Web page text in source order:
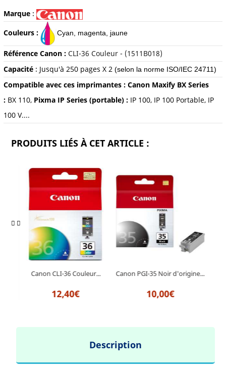
Marque:
Couleurs : Cyan, magenta, jaune
Référence Canon : CLI-36 Couleur - (1511B018)
Capacité: Jusqu'à 250 pages X 2 (selon la norme ISO/IEC 24711)
Compatible avec ces imprimantes : Canon Maxify BX Series
:BX 110, Pixma IP Series (portable) :IP 100, IP 100 Portable, IP
100 V....
PRODUITS LIÉS À CET ARTICLE :
Canon CLI-36 Couleur...
12,40€
Canon PGI-35 Noir d'origine...
10,00€
Description